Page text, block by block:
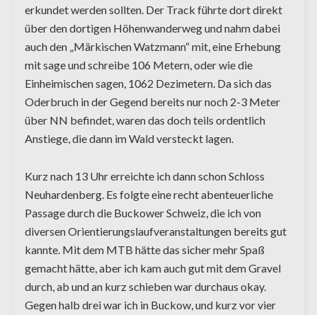
erkundet werden sollten. Der Track führte dort direkt
über den dortigen Höhenwanderweg und nahm dabei
auch den „Märkischen Watzmann“ mit, eine Erhebung
mit sage und schreibe 106 Metern, oder wie die
Einheimischen sagen, 1062 Dezimetern. Da sich das
Oderbruch in der Gegend bereits nur noch 2-3 Meter
über NN befindet, waren das doch teils ordentlich
Anstiege, die dann im Wald versteckt lagen.
Kurz nach 13 Uhr erreichte ich dann schon Schloss
Neuhardenberg. Es folgte eine recht abenteuerliche
Passage durch die Buckower Schweiz, die ich von
diversen Orientierungslaufveranstaltungen bereits gut
kannte. Mit dem MTB hätte das sicher mehr Spaß
gemacht hätte, aber ich kam auch gut mit dem Gravel
durch, ab und an kurz schieben war durchaus okay.
Gegen halb drei war ich in Buckow, und kurz vor vier